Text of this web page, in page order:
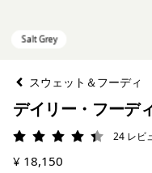
スウェット＆フーディ
デイリー・フーデ
評価: 4.4 / 5
24 レビ
¥ 18,150